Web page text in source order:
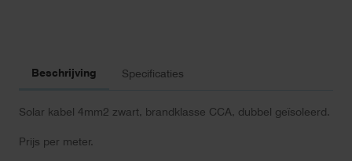
Beschrijving Specificaties
Solar kabel 4mm2 zwart, brandklasse CCA, dubbel geïsoleerd.
Prijs per meter.